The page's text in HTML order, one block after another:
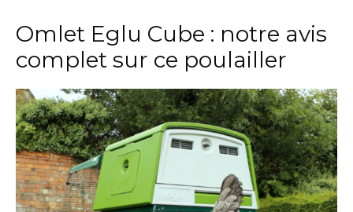
Omlet Eglu Cube : notre avis
complet sur ce poulailler